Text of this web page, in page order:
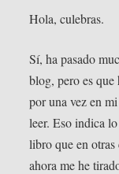
Hola, culebras.
Sí, ha pasado
blog, pero es
por una vez en
leer. Eso indica
libro que en
ahora me he